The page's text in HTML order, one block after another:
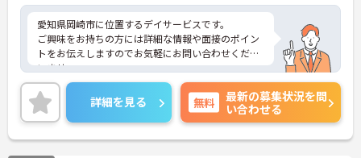
愛知県岡崎市に位置するデイサービスです。
ご興味をお持ちの方には詳細な情報や面接のポイン
トをお伝えしますのでお気軽にお問い合わせくださ
いませ。
詳細を見る 無料
最新の募集状況を問
い合わせる